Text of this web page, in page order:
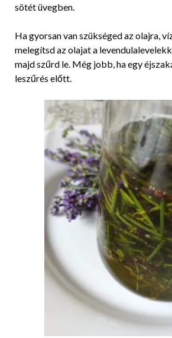
sötét üvegben.
Ha gyorsan van szükséged az olajra,
melegítsd az olajat a
majd szűrd le. Még jobb, ha egy
leszűrés előtt.